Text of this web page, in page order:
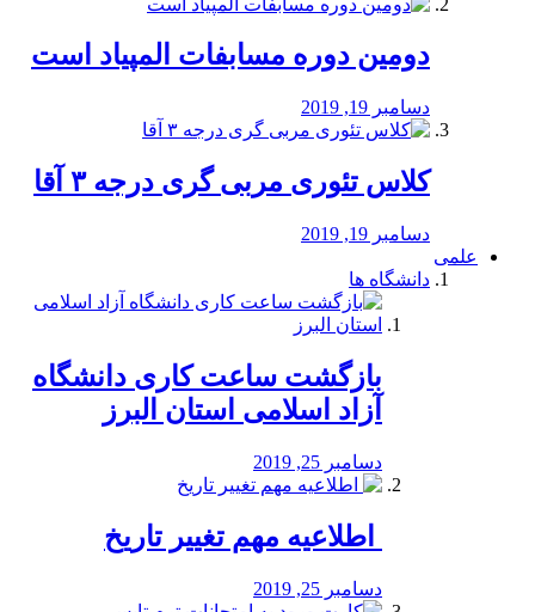
دومین دوره مسابفات المپیاد است
دسامبر 19, 2019
کلاس تئوری مربی گری درجه ۳ آقا
دسامبر 19, 2019
علمی
دانشگاه ها
بازگشت ساعت کاری دانشگاه
آزاد اسلامی استان البرز
دسامبر 25, 2019
️ اطلاعیه مهم تغییر تاریخ
دسامبر 25, 2019